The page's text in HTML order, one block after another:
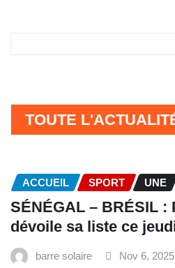
TOUTE
ACCUEIL SPORT UNE
SÉNÉGAL – BRÉSIL :
dévoile sa liste ce
barre solaire Nov 6, 2025